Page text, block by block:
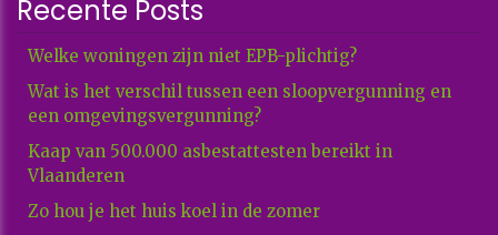
Recente Posts
Welke woningen zijn niet EPB-plichtig?
Wat is het verschil tussen een sloopvergunning en
een omgevingsvergunning?
Kaap van 500.000 asbestattesten bereikt in
Vlaanderen
Zo hou je het huis koel in de zomer